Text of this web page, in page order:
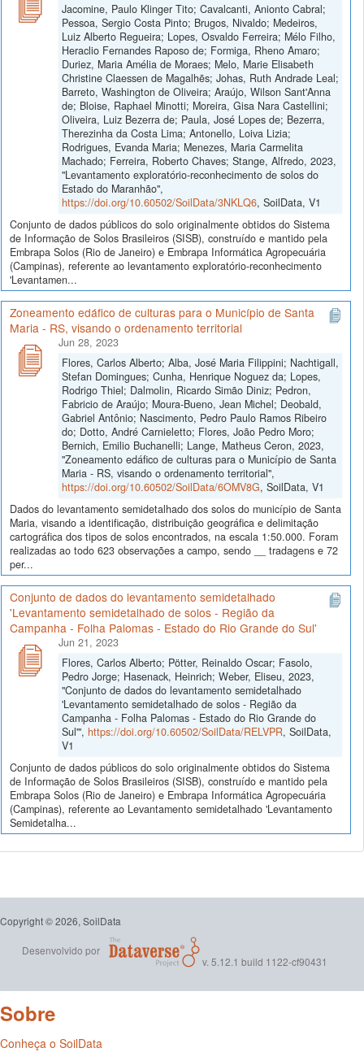
Jacomine, Paulo Klinger Tito; Cavalcanti, Anionto Cabral;
Pessoa, Sergio Costa Pinto; Brugos, Nivaldo; Medeiros,
Luiz Alberto Regueira; Lopes, Osvaldo Ferreira; Mélo Filho,
Heraclio Fernandes Raposo de; Formiga, Rheno Amaro;
Duriez, Maria Amélia de Moraes; Melo, Marie Elisabeth
Christine Claessen de Magalhẽs; Johas, Ruth Andrade Leal;
Barreto, Washington de Oliveira; Araújo, Wilson Sant'Anna
de; Bloise, Raphael Minotti; Moreira, Gisa Nara Castellini;
Oliveira, Luiz Bezerra de; Paula, José Lopes de; Bezerra,
Therezinha da Costa Lima; Antonello, Loiva Lizia;
Rodrigues, Evanda Maria; Menezes, Maria Carmelita
Machado; Ferreira, Roberto Chaves; Stange, Alfredo, 2023,
"Levantamento exploratório-reconhecimento de solos do
Estado do Maranhão",
https://doi.org/10.60502/SoilData/3NKLQ6, SoilData, V1
Conjunto de dados públicos do solo originalmente obtidos do Sistema
de Informação de Solos Brasileiros (SISB), construído e mantido pela
Embrapa Solos (Rio de Janeiro) e Embrapa Informática Agropecuária
(Campinas), referente ao levantamento exploratório-reconhecimento
'Levantamen...
Zoneamento edáfico de culturas para o Município de Santa
Maria - RS, visando o ordenamento territorial
Jun 28, 2023
Flores, Carlos Alberto; Alba, José Maria Filippini; Nachtigall,
Stefan Domingues; Cunha, Henrique Noguez da; Lopes,
Rodrigo Thiel; Dalmolin, Ricardo Simão Diniz; Pedron,
Fabricio de Araújo; Moura-Bueno, Jean Michel; Deobald,
Gabriel Antônio; Nascimento, Pedro Paulo Ramos Ribeiro
do; Dotto, André Carnieletto; Flores, João Pedro Moro;
Bernich, Emilio Buchanelli; Lange, Matheus Ceron, 2023,
"Zoneamento edáfico de culturas para o Município de Santa
Maria - RS, visando o ordenamento territorial",
https://doi.org/10.60502/SoilData/6OMV8G, SoilData, V1
Dados do levantamento semidetalhado dos solos do município de Santa
Maria, visando a identificação, distribuição geográfica e delimitação
cartográfica dos tipos de solos encontrados, na escala 1:50.000. Foram
realizadas ao todo 623 observações a campo, sendo __ tradagens e 72
per...
Conjunto de dados do levantamento semidetalhado
'Levantamento semidetalhado de solos - Região da
Campanha - Folha Palomas - Estado do Rio Grande do Sul'
Jun 21, 2023
Flores, Carlos Alberto; Pötter, Reinaldo Oscar; Fasolo,
Pedro Jorge; Hasenack, Heinrich; Weber, Eliseu, 2023,
"Conjunto de dados do levantamento semidetalhado
'Levantamento semidetalhado de solos - Região da
Campanha - Folha Palomas - Estado do Rio Grande do
Sul'", https://doi.org/10.60502/SoilData/RELVPR, SoilData,
V1
Conjunto de dados públicos do solo originalmente obtidos do Sistema
de Informação de Solos Brasileiros (SISB), construído e mantido pela
Embrapa Solos (Rio de Janeiro) e Embrapa Informática Agropecuária
(Campinas), referente ao Levantamento semidetalhado 'Levantamento
Semidetalha...
Copyright © 2026, SoilData
Desenvolvido por
v. 5.12.1 build 1122-cf90431
Sobre
Conheça o SoilData